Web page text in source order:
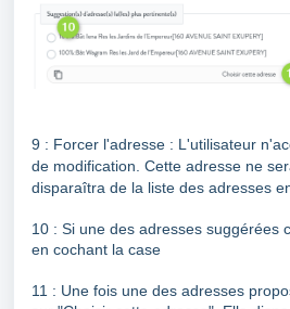
9 : Forcer l'adresse : L'utilisateur
de modification. Cette adresse ne
disparaîtra de la liste des adresses
10 : Si une des adresses suggérées
en cochant la case
11 : Une fois une des adresses